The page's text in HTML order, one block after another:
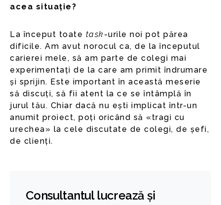
acea situație?
La început toate task-urile noi pot părea
dificile. Am avut norocul ca, de la începutul
carierei mele, să am parte de colegi mai
experimentați de la care am primit îndrumare
și sprijin. Este important în această meserie
să discuți, să fii atent la ce se întâmplă în
jurul tău. Chiar dacă nu ești implicat într-un
anumit proiect, poți oricând să «tragi cu
urechea» la cele discutate de colegi, de șefi,
de clienți.
Consultantul lucrează și